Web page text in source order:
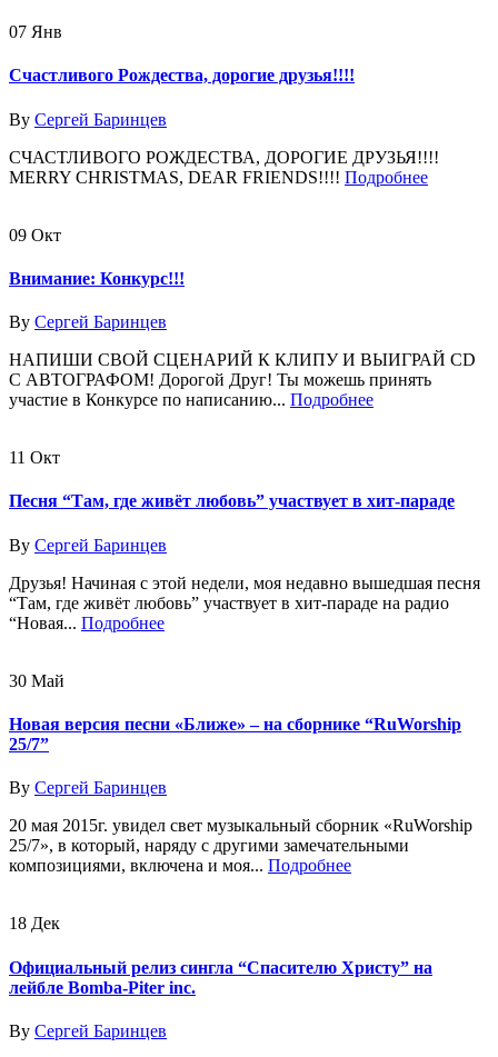
07 Янв
Счастливого Рождества, дорогие друзья!!!!
By Сергей Баринцев
СЧАСТЛИВОГО РОЖДЕСТВА, ДОРОГИЕ ДРУЗЬЯ!!!!
MERRY CHRISTMAS, DEAR FRIENDS!!!! Подробнее
09 Окт
Внимание: Конкурс!!!
By Сергей Баринцев
НАПИШИ СВОЙ СЦЕНАРИЙ К КЛИПУ И ВЫИГРАЙ CD
С АВТОГРАФОМ! Дорогой Друг! Ты можешь принять
участие в Конкурсе по написанию... Подробнее
11 Окт
Песня “Там, где живёт любовь” участвует в хит-параде
By Сергей Баринцев
Друзья! Начиная с этой недели, моя недавно вышедшая песня
“Там, где живёт любовь” участвует в хит-параде на радио
“Новая... Подробнее
30 Май
Новая версия песни «Ближе» – на сборнике “RuWorship
25/7”
By Сергей Баринцев
20 мая 2015г. увидел свет музыкальный сборник «RuWorship
25/7», в который, наряду с другими замечательными
композициями, включена и моя... Подробнее
18 Дек
Официальный релиз сингла “Спасителю Христу” на
лейбле Bomba-Piter inc.
By Сергей Баринцев